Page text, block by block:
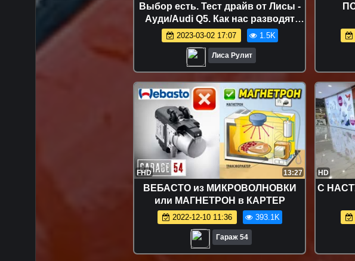
Выбор есть. Тест драйв от Лисы -
Ауди/Audi Q5. Как нас разводят
автопроизводители. Елена
Лисовская / Лиса Рулит.
2023-03-02 17:07 1.5K
Лиса Рулит
FHD 13:27
ВЕБАСТО из МИКРОВОЛНОВКИ
или МАГНЕТРОН в КАРТЕР
2022-12-10 11:36 393.1K
Гараж 54
HD
С